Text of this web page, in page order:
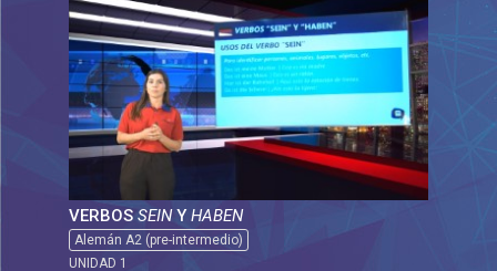
VERBOSSEINYHABEN
Alemán A2 (pre-intermedio)
UNIDAD 1